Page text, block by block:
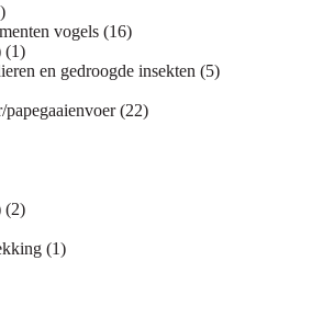
2
productenvogels 1616
11
product
en gedroogde insekten 55
2222
22
11